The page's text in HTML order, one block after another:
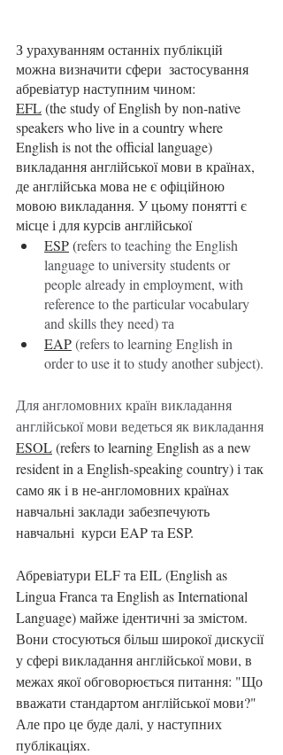
З урахуванням останніх публікцій
можна визначити сфери  застосування
абревіатур наступним чином:
EFL (the study of English by non-native
speakers who live in a country where
English is not the official language)
викладання англійської мови в країнах,
де англійська мова не є офіційною
мовою викладання. У цьому понятті є
місце і для курсів англійської
ESP (refers to teaching the English
language to university students or
people already in employment, with
reference to the particular vocabulary
and skills they need) та
EAP (refers to learning English in
order to use it to study another subject).
Для англомовних країн викладання
англійської мови ведеться як викладання
ESOL (refers to learning English as a new
resident in a English-speaking country) і так
само як і в не-англомовних країнах
навчальні заклади забезпечують
навчальні  курси EAP та ESP.
Абревіатури ELF та EIL (English as
Lingua Franca та English as International
Language) майже ідентичні за змістом.
Вони стосуються більш широкої дискусії
у сфері викладання англійської мови, в
межах якої обговорюється питання: "Що
вважати стандартом англійської мови?"
Але про це буде далі, у наступних
публікаціях.